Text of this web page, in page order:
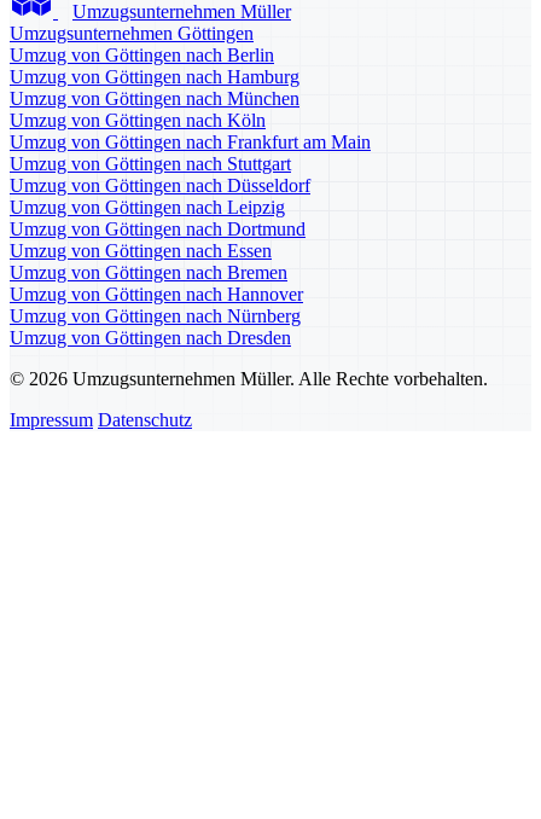
Umzugsunternehmen Müller
Umzugsunternehmen Göttingen
Umzug von Göttingen nach Berlin
Umzug von Göttingen nach Hamburg
Umzug von Göttingen nach München
Umzug von Göttingen nach Köln
Umzug von Göttingen nach Frankfurt am Main
Umzug von Göttingen nach Stuttgart
Umzug von Göttingen nach Düsseldorf
Umzug von Göttingen nach Leipzig
Umzug von Göttingen nach Dortmund
Umzug von Göttingen nach Essen
Umzug von Göttingen nach Bremen
Umzug von Göttingen nach Hannover
Umzug von Göttingen nach Nürnberg
Umzug von Göttingen nach Dresden
© 2026 Umzugsunternehmen Müller. Alle Rechte vorbehalten.
Impressum Datenschutz